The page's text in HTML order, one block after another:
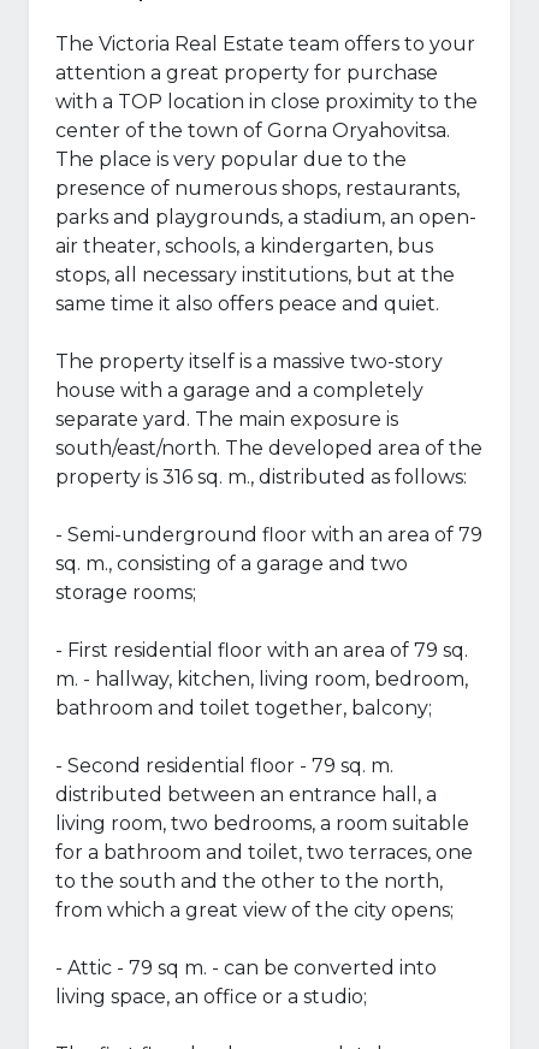
The Victoria Real Estate team offers to your
attention a great property for purchase
with a TOP location in close proximity to the
center of the town of Gorna Oryahovitsa.
The place is very popular due to the
presence of numerous shops, restaurants,
parks and playgrounds, a stadium, an open-
air theater, schools, a kindergarten, bus
stops, all necessary institutions, but at the
same time it also offers peace and quiet.
The property itself is a massive two-story
house with a garage and a completely
separate yard. The main exposure is
south/east/north. The developed area of ​​the
property is 316 sq. m., distributed as follows:
- Semi-underground floor with an area of ​​79
sq. m., consisting of a garage and two
storage rooms;
- First residential floor with an area of ​​79 sq.
m. - hallway, kitchen, living room, bedroom,
bathroom and toilet together, balcony;
- Second residential floor - 79 sq. m.
distributed between an entrance hall, a
living room, two bedrooms, a room suitable
for a bathroom and toilet, two terraces, one
to the south and the other to the north,
from which a great view of the city opens;
- Attic - 79 sq m. - can be converted into
living space, an office or a studio;